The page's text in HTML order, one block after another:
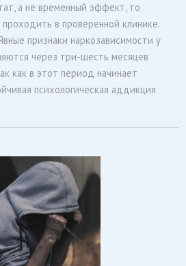
а не временный эффект, то
в проверенной клинике.
признаки наркозависимости у
через три-шесть месяцев
как в этот период начинает
психологическая аддикция.